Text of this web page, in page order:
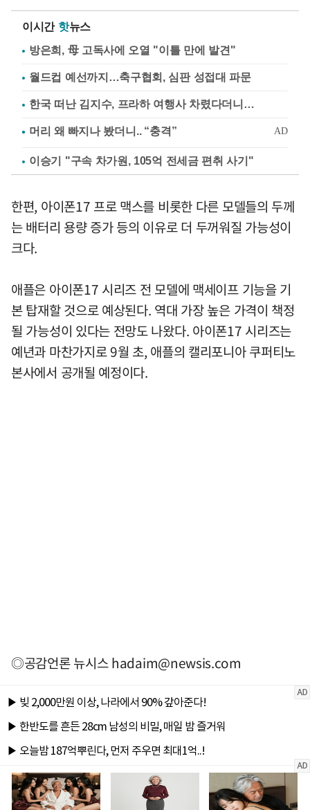
이시간 핫뉴스
방은희, 母 고독사에 오열 "이틀 만에 발견"
월드컵 예선까지…축구협회, 심판 성접대 파문
한국 떠난 김지수, 프라하 여행사 차렸다더니…
이승기 "구속 차가원, 105억 전세금 편취 사기"
한편, 아이폰17 프로 맥스를 비롯한 다른 모델들의 두께
는 배터리 용량 증가 등의 이유로 더 두꺼워질 가능성이
크다.
애플은 아이폰17 시리즈 전 모델에 맥세이프 기능을 기
본 탑재할 것으로 예상된다. 역대 가장 높은 가격이 책정
될 가능성이 있다는 전망도 나왔다. 아이폰17 시리즈는
예년과 마찬가지로 9월 초, 애플의 캘리포니아 쿠퍼티노
본사에서 공개될 예정이다.
◎공감언론 뉴시스hadaim@newsis.com